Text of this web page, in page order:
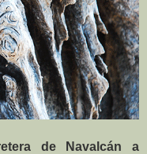
de Navalcán a